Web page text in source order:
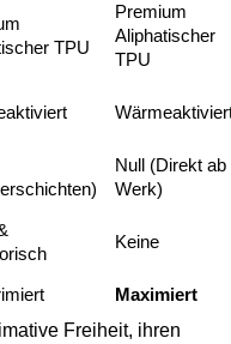
TPU
Premium
Aliphatischer
TPU
Null (Direkt ab
Werk)
Keine
Maximiert
Freiheit, ihren